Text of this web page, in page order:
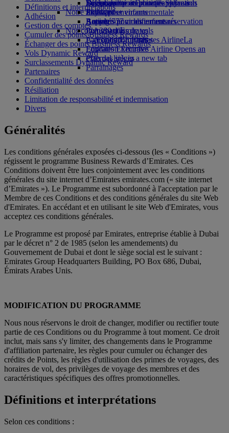
Boissons
Notre flotte
Boeing 777
L’A380 d’Emirates
L’A350 d’Emirates
Emirates Executive
Plan des sièges
Divertissements pour les enfants
Jouets pour enfants
Activités pour les enfants
La durabilité en pratique
Politique environnementale
Rapports environnementaux
Nos communautés
La Fondation Emirates AirlineLa
Fondation Emirates Airline Opens an
external link in a new tab
Parrainages
Se connecter à Emirates Skywards
Skywards+
Téléphone portable et l'application
Emirates
Annuler ou modifier une réservation
Perturbations de vols
À propos d’Emirates
Définitions et interprétations
Adhésion
Gestion des comptes
Cumuler des points Business Rewards
Échanger des points Business Rewards
Vols Dynamic Reward
Surclassements Dynamic Reward
Partenaires
Confidentialité des données
Résiliation
Limitation de responsabilité et indemnisation
Divers
Généralités
Les conditions générales exposées ci-dessous (les « Conditions »)
régissent le programme Business Rewards d’Emirates. Ces
Conditions doivent être lues conjointement avec les conditions
générales du site internet d’Emirates emirates.com (« site internet
d’Emirates »). Le Programme est subordonné à l'acceptation par le
Membre de ces Conditions et des conditions générales du site Web
d'Emirates. En accédant et en utilisant le site Web d'Emirates, vous
acceptez ces conditions générales.
Le Programme est proposé par Emirates, entreprise établie à Dubai
par le décret n° 2 de 1985 (selon les amendements) du
Gouvernement de Dubai et dont le siège social est le suivant :
Emirates Group Headquarters Building, PO Box 686, Dubai,
Émirats Arabes Unis.
MODIFICATION DU PROGRAMME
Nous nous réservons le droit de changer, modifier ou rectifier toute
partie de ces Conditions ou du Programme à tout moment. Ce droit
inclut, mais sans s'y limiter, des changements dans le Programme
d'affiliation partenaire, les règles pour cumuler ou échanger des
crédits de Points, les règles d'utilisation des primes de voyages, des
horaires de vol, des privilèges de voyage des membres et des
caractéristiques spécifiques des offres promotionnelles.
Définitions et interprétations
Selon ces conditions :